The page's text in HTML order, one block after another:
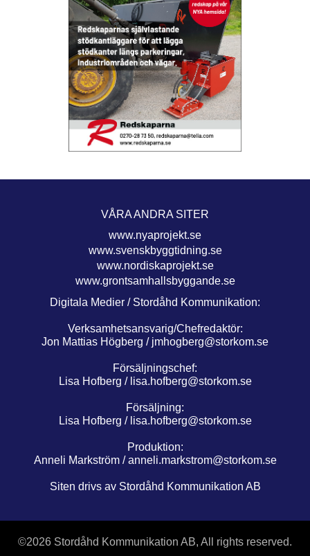
VÅRA ANDRA SITER
www.nyaprojekt.se
www.svenskbyggtidning.se
www.nordiskaprojekt.se
www.grontsamhallsbyggande.se
Digitala Medier / Stordåhd Kommunikation:
Verksamhetsansvarig/Chefredaktör:
Jon Mattias Högberg / jmhogberg@storkom.se
Försäljningschef:
Lisa Hofberg / lisa.hofberg@storkom.se
Försäljning:
Lisa Hofberg / lisa.hofberg@storkom.se
Produktion:
Anneli Markström /anneli.markstrom@storkom.se
Siten drivs av Stordåhd Kommunikation AB
©2026 Stordåhd Kommunikation AB, All rights reserved.